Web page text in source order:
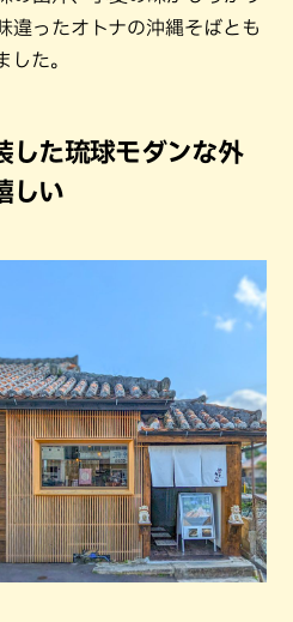
違ったオトナの沖縄そばとも
した。
した琉球モダンな外
しい